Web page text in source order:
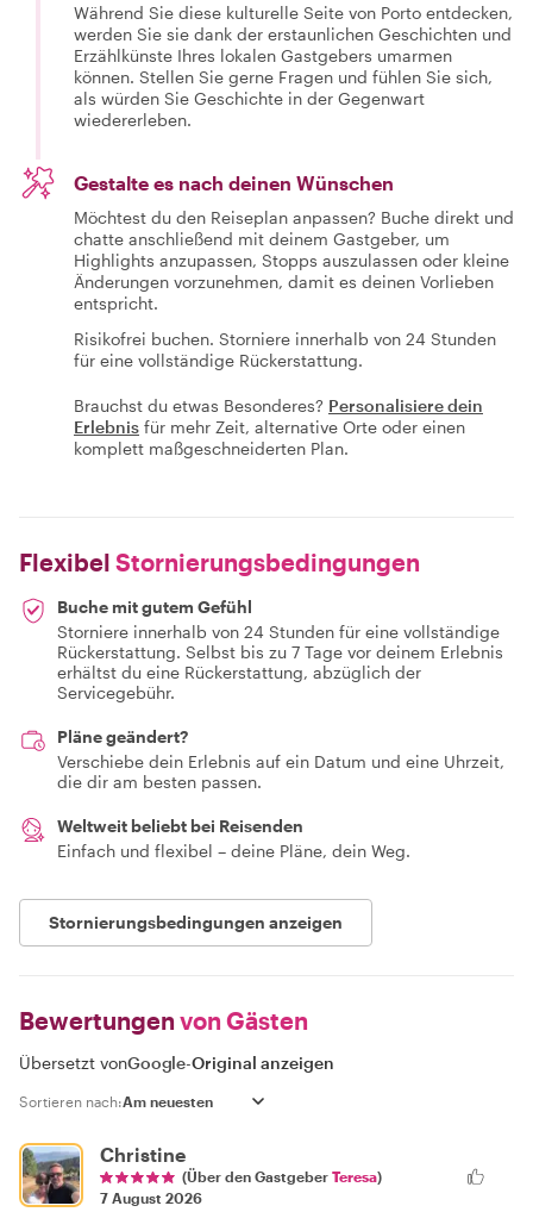
Während Sie diese kulturelle Seite von Porto entdecken,
werden Sie sie dank der erstaunlichen Geschichten und
Erzählkünste Ihres lokalen Gastgebers umarmen
können. Stellen Sie gerne Fragen und fühlen Sie sich,
als würden Sie Geschichte in der Gegenwart
wiedererleben.
Gestalte es nach deinen Wünschen
Möchtest du den Reiseplan anpassen? Buche direkt und
chatte anschließend mit deinem Gastgeber, um
Highlights anzupassen, Stopps auszulassen oder kleine
Änderungen vorzunehmen, damit es deinen Vorlieben
entspricht.
Risikofrei buchen. Storniere innerhalb von 24 Stunden
für eine vollständige Rückerstattung.
Brauchst du etwas Besonderes? Personalisiere dein
Erlebnis für mehr Zeit, alternative Orte oder einen
komplett maßgeschneiderten Plan.
Flexibel Stornierungsbedingungen
Buche mit gutem Gefühl
Storniere innerhalb von 24 Stunden für eine vollständige
Rückerstattung. Selbst bis zu 7 Tage vor deinem Erlebnis
erhältst du eine Rückerstattung, abzüglich der
Servicegebühr.
Pläne geändert?
Verschiebe dein Erlebnis auf ein Datum und eine Uhrzeit,
die dir am besten passen.
Weltweit beliebt bei Reisenden
Einfach und flexibel – deine Pläne, dein Weg.
Stornierungsbedingungen anzeigen
Bewertungen von Gästen
Übersetzt vonGoogle-Original anzeigen
Sortieren nach:
Christine
(Über den Gastgeber Teresa)
7 August 2026